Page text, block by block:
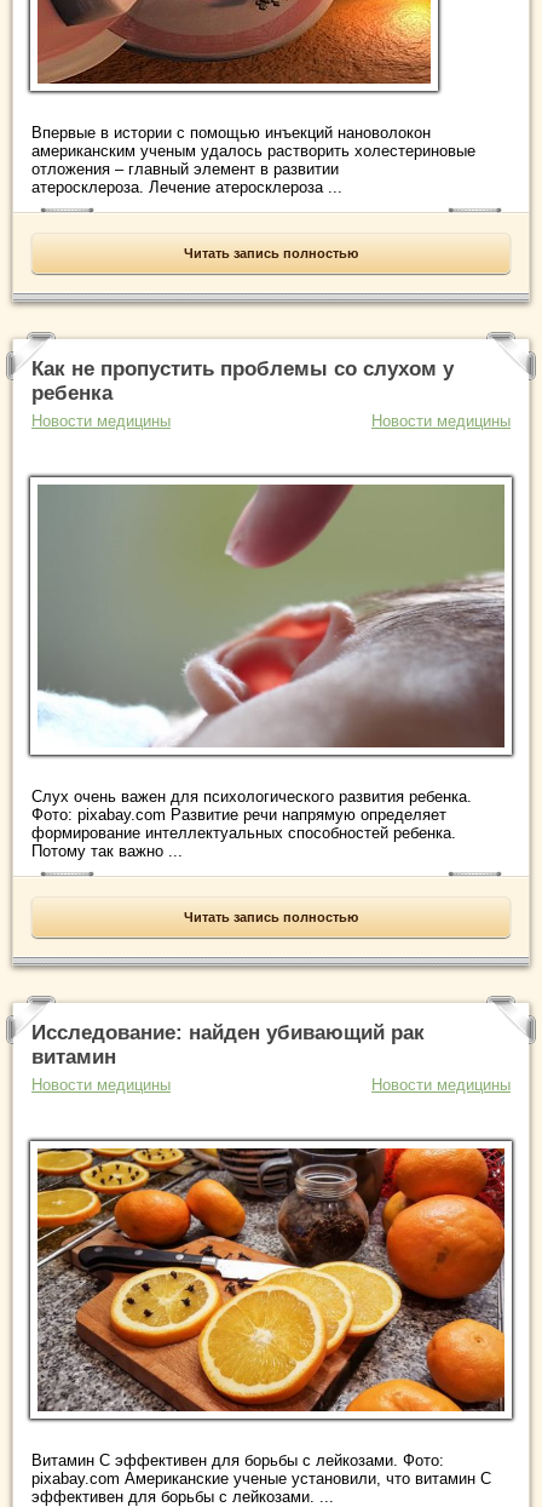
Впервые в истории с помощью инъекций нановолокон
американским ученым удалось растворить холестериновые
отложения – главный элемент в развитии
атеросклероза. Лечение атеросклероза ...
Читать запись полностью
Как не пропустить проблемы со слухом у
ребенка
Новости медицины Новости медицины
Слух очень важен для психологического развития ребенка.
Фото: pixabay.com Развитие речи напрямую определяет
формирование интеллектуальных способностей ребенка.
Потому так важно ...
Читать запись полностью
Исследование: найден убивающий рак
витамин
Новости медицины Новости медицины
Витамин C эффективен для борьбы с лейкозами. Фото:
pixabay.com Американские ученые установили, что витамин C
эффективен для борьбы с лейкозами. ...